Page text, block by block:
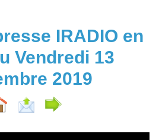
IRADIO en
Vendredi 13
2019